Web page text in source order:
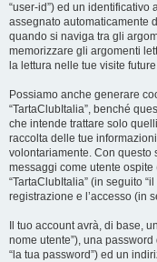
“user-id”) ed un identificativo
assegnato automaticamente
quando si naviga tra gli
memorizzare gli argomenti
la lettura nelle tue visite
Possiamo anche generare
“TartaClubItalia”, benché
che intende trattare solo
raccolta delle tue
volontariamente. Con questo
messaggi come utente ospite
“TartaClubItalia” (in seguito
registrazione e l’accesso (in
Il tuo account avrà, di base,
nome utente”), una
“la tua password”) ed un